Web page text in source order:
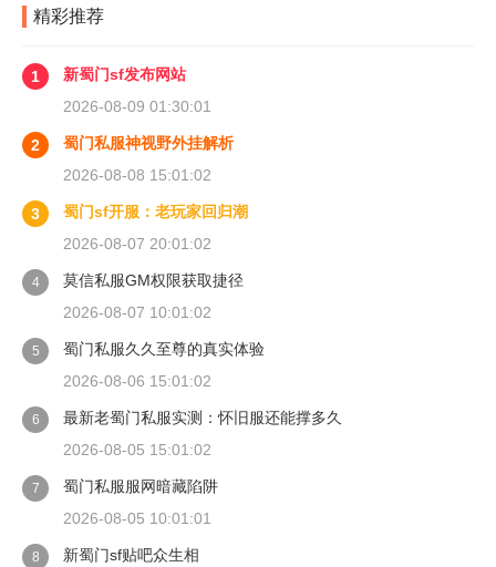
精彩推荐
1
新蜀门sf发布网站
2026-08-09 01:30:01
2
蜀门私服神视野外挂解析
2026-08-08 15:01:02
3
蜀门sf开服：老玩家回归潮
2026-08-07 20:01:02
4
莫信私服GM权限获取捷径
2026-08-07 10:01:02
5
蜀门私服久久至尊的真实体验
2026-08-06 15:01:02
6
最新老蜀门私服实测：怀旧服还能撑多久
2026-08-05 15:01:02
7
蜀门私服服网暗藏陷阱
2026-08-05 10:01:01
8
新蜀门sf贴吧众生相